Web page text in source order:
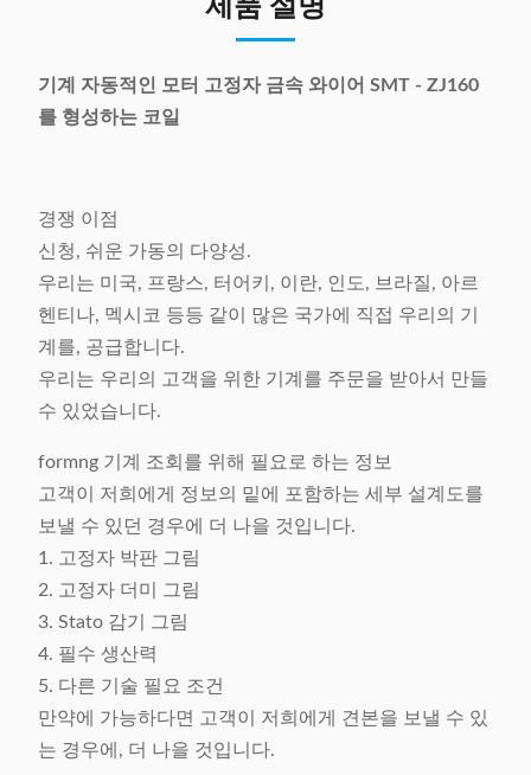
제품 설명
기계 자동적인 모터 고정자 금속 와이어 SMT - ZJ160
를 형성하는 코일
경쟁 이점
신청, 쉬운 가동의 다양성.
우리는 미국, 프랑스, 터어키, 이란, 인도, 브라질, 아르
헨티나, 멕시코 등등 같이 많은 국가에 직접 우리의 기
계를, 공급합니다.
우리는 우리의 고객을 위한 기계를 주문을 받아서 만들
수 있었습니다.
formng 기계 조회를 위해 필요로 하는 정보
고객이 저희에게 정보의 밑에 포함하는 세부 설계도를
보낼 수 있던 경우에 더 나을 것입니다.
1. 고정자 박판 그림
2. 고정자 더미 그림
3. Stato 감기 그림
4. 필수 생산력
5. 다른 기술 필요 조건
만약에 가능하다면 고객이 저희에게 견본을 보낼 수 있
는 경우에, 더 나을 것입니다.